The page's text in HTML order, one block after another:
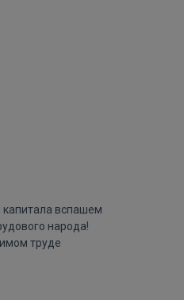
капитала вспашем
народа!
труде